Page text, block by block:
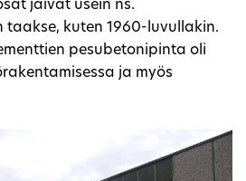
jäivät usein ns.
taakse, kuten 1960-luvullakin.
pesubetonipinta oli
ja myös